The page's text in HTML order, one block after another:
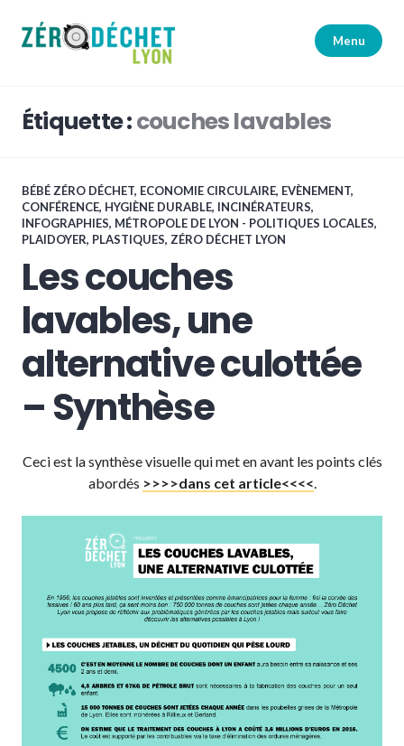
contenu
Menu
Étiquette :couches lavables
BÉBÉ ZÉRO DÉCHET, ECONOMIE CIRCULAIRE, EVÈNEMENT,
CONFÉRENCE, HYGIÈNE DURABLE, INCINÉRATEURS,
INFOGRAPHIES, MÉTROPOLE DE LYON - POLITIQUES LOCALES,
PLAIDOYER, PLASTIQUES, ZÉRO DÉCHET LYON
Les couches
lavables, une
alternative culottée
– Synthèse
Ceci est la synthèse visuelle qui met en avant les points clés
abordés >>>>dans cet article<<<<.